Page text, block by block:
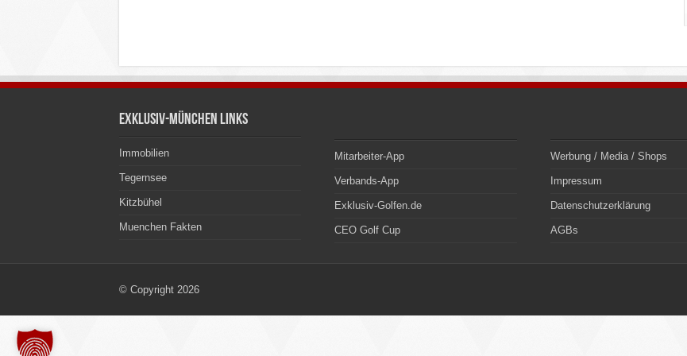
Exklusiv-München Links
Immobilien
Tegernsee
Kitzbühel
Muenchen Fakten
Mitarbeiter-App
Verbands-App
Exklusiv-Golfen.de
CEO Golf Cup
Werbung / Media / Shops
Impressum
Datenschutzerklärung
AGBs
© Copyright 2026